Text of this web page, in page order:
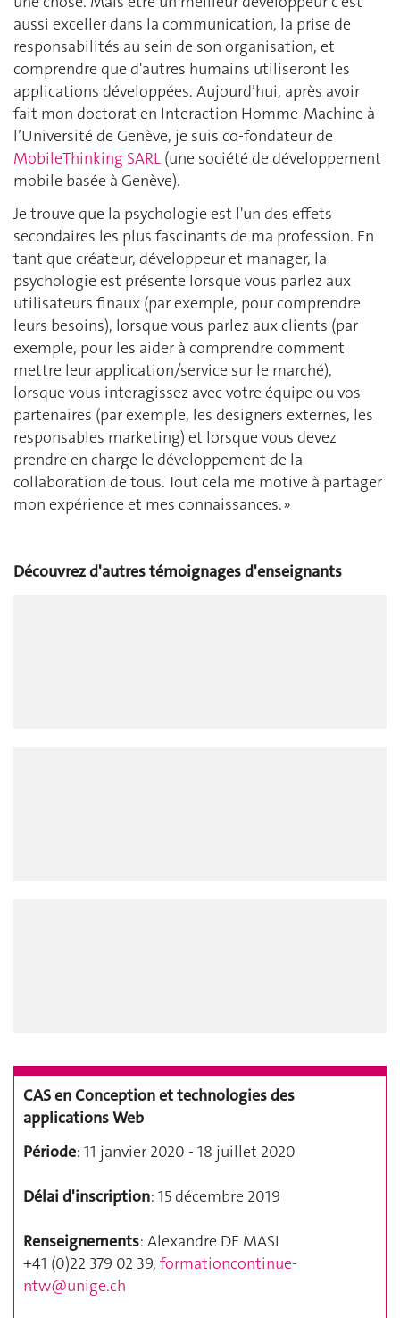
aussi exceller dans la communication, la prise de
responsabilités au sein de son organisation, et
comprendre que d'autres humains utiliseront les
applications développées. Aujourd’hui, après avoir
fait mon doctorat en Interaction Homme-Machine à
l’Université de Genève, je suis co-fondateur de
MobileThinking SARL (une société de développement
mobile basée à Genève).
Je trouve que la psychologie est l'un des effets
secondaires les plus fascinants de ma profession. En
tant que créateur, développeur et manager, la
psychologie est présente lorsque vous parlez aux
utilisateurs finaux (par exemple, pour comprendre
leurs besoins), lorsque vous parlez aux clients (par
exemple, pour les aider à comprendre comment
mettre leur application/service sur le marché),
lorsque vous interagissez avec votre équipe ou vos
partenaires (par exemple, les designers externes, les
responsables marketing) et lorsque vous devez
prendre en charge le développement de la
collaboration de tous. Tout cela me motive à partager
mon expérience et mes connaissances. »
Découvrez d'autres témoignages d'enseignants
CAS en Conception et technologies des
applications Web
Période: 11 janvier 2020 - 18 juillet 2020
Délai d'inscription: 15 décembre 2019
Renseignements: Alexandre DE MASI
+41 (0)22 379 02 39, formationcontinue-
ntw@unige.ch